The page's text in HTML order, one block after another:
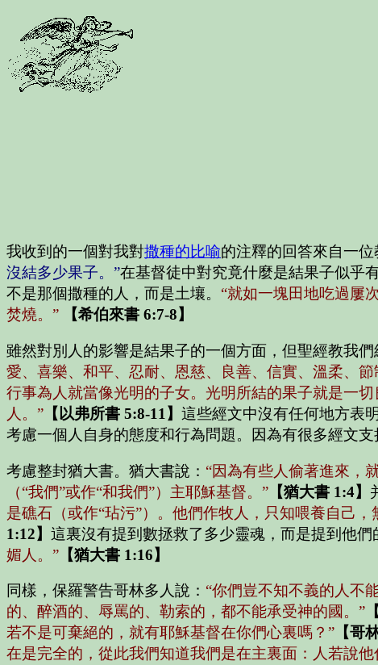
我收到的一個對我對撒種的比喻的注釋的回答來自一位
沒結多少果子。”在基督徒中對究竟什麼是結果子似乎
不是那個撒種的人，而是土壤。 “就如一塊田地吃過屢
焚燒。”
【希伯來書 6:7-8】
雖然對別人的影響是結果子的一個方面，但聖經教我
愛、喜樂、和平、忍耐、恩慈、良善、信實、溫柔、
行事為人就當像光明的子女。光明所結的果子就是一
人。” 【以弗所書 5:8-11】 這些經文中沒有任何地方表
考慮一個人自身的態度和行為問題。因為有很多經文
考慮整封猶大書。猶大書說： “因為有些人偷著進來，
（“我們”或作“和我們”）主耶穌基督。” 【猶大書 1:4】
是礁石（或作“玷污”）。他們作牧人，只知喂養自己
1:12】 這裏沒有提到數拯救了多少靈魂，而是提到他們
媚人。” 【猶大書 1:16】
同樣，保羅警告哥林多人說： “你們豈不知不義的人不
的、醉酒的、辱罵的、勒索的，都不能承受神的國。”
若不是可棄絕的，就有耶穌基督在你們心裏嗎？” 【哥
在是完全的，從此我們知道我們是在主裏面：人若說